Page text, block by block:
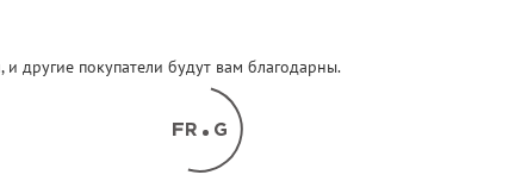
другие покупатели будут вам благодарны.